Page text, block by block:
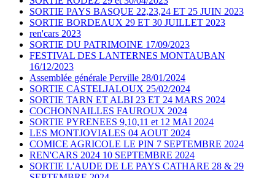
SORTIE PAYS BASQUE 22,23,24 ET 25 JUIN 2023
SORTIE BORDEAUX 29 ET 30 JUILLET 2023
ren'cars 2023
SORTIE DU PATRIMOINE 17/09/2023
FESTIVAL DES LANTERNES MONTAUBAN
16/12/2023
Assemblée générale Perville 28/01/2024
SORTIE CASTELJALOUX 25/02/2024
SORTIE TARN ET ALBI 23 ET 24 MARS 2024
COCHONNAILLES FAUROUX 2024
SORTIE PYRENEES 9,10,11 et 12 MAI 2024
LES MONTJOVIALES 04 AOUT 2024
COMICE AGRICOLE LE PIN 7 SEPTEMBRE 2024
REN'CARS 2024 10 SEPTEMBRE 2024
SORTIE L'AUDE DE LE PAYS CATHARE 28 & 29